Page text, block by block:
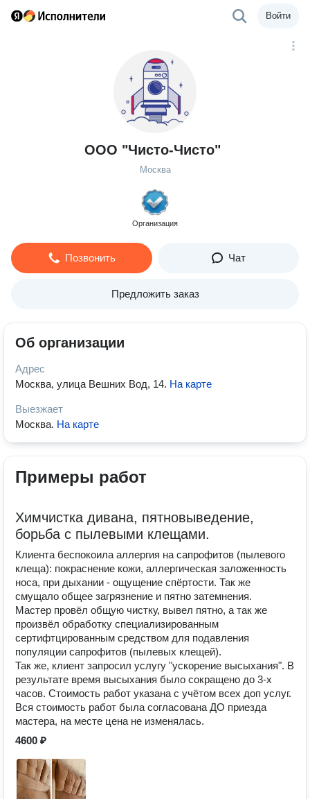
Войти
ООО "Чисто-Чисто"
Москва
Организация
Позвонить Чат
Предложить заказ
Об организации
Адрес
Москва, улица Вешних Вод, 14. На карте
Выезжает
Москва. На карте
Примеры работ
Химчистка дивана, пятновыведение,
борьба с пылевыми клещами.
Клиента беспокоила аллергия на сапрофитов (пылевого
клеща): покраснение кожи, аллергическая заложенность
носа, при дыхании - ощущение спёртости. Так же
смущало общее загрязнение и пятно затемнения.
Мастер провёл общую чистку, вывел пятно, а так же
произвёл обработку специализированным
сертифтцированным средством для подавления
популяции сапрофитов (пылевых клещей).
Так же, клиент запросил услугу "ускорение высыхания". В
результате время высыхания было сокращено до 3-х
часов. Стоимость работ указана с учётом всех доп услуг.
Вся стоимость работ была согласована ДО приезда
мастера, на месте цена не изменялась.
4600 ₽